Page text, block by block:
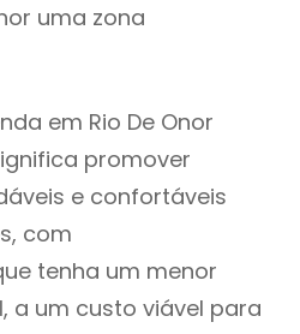
uma zona
em Rio De Onor
promover
e confortáveis
com
tenha um menor
a um custo viável para